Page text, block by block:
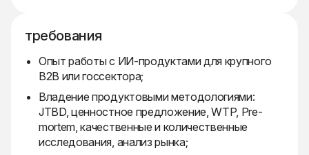
требования
Опыт работы с ИИ-продуктами для крупного
B2B или госсектора;
Владение продуктовыми методологиями:
JTBD, ценностное предложение, WTP, Pre-
mortem, качественные и количественные
исследования, анализ рынка;